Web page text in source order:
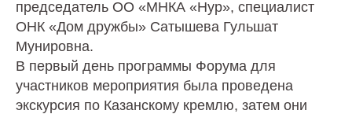
председатель ОО «МНКА «Нур», специалист
ОНК «Дом дружбы» Сатышева Гульшат
Мунировна.
В первый день программы Форума для
участников мероприятия была проведена
экскурсия по Казанскому кремлю, затем они